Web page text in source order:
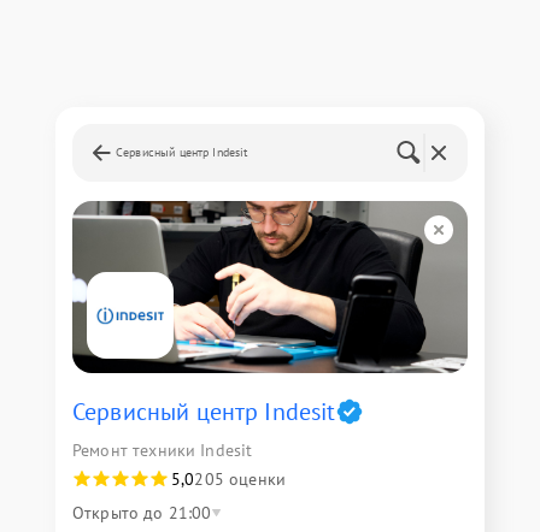
Сервисный центр Indesit
Сервисный центр Indesit
Ремонт техники Indesit
5,0205 оценки
Открыто до 21:00